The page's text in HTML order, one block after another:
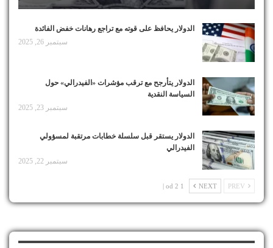
الدولار يحافظ على قوته مع تراجع رهانات خفض الفائدة
سبتمبر 26, 2025
الدولار يتأرجح مع ترقب مؤشرات «الفيدرالي» حول
السياسة النقدية
سبتمبر 23, 2025
الدولار يستقر قبل سلسلة خطابات مرتقبة لمسؤولي
الفيدرالي
سبتمبر 22, 2025
NEXT
1 od 2 |